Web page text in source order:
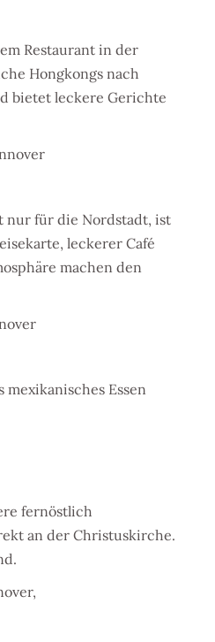
Restaurant in der
Hongkongs nach
bietet leckere Gerichte
nur für die Nordstadt, ist
leckerer Café
machen den
Essen
fernöstlich
an der Christuskirche.